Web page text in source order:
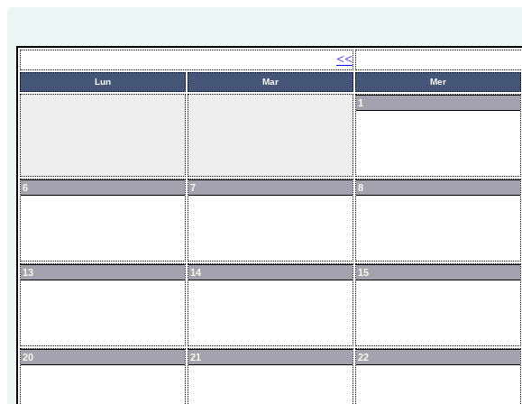
<<
Lun Mar Mer
1
6 7 8
13 14 15
20 21 22